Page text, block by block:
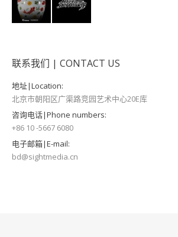
联系我们 | CONTACT US
地址|Location:
北京市朝阳区广渠路竞园艺术中心20E库
咨询电话|Phone numbers:
+86 10 -5667 6080
电子邮箱|E-mail:
bd@sightmedia.cn